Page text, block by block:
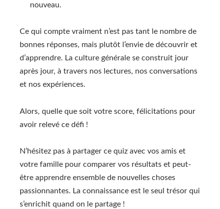
nouveau.
Ce qui compte vraiment n’est pas tant le nombre de
bonnes réponses, mais plutôt l’envie de découvrir et
d’apprendre. La culture générale se construit jour
après jour, à travers nos lectures, nos conversations
et nos expériences.
Alors, quelle que soit votre score, félicitations pour
avoir relevé ce défi !
N’hésitez pas à partager ce quiz avec vos amis et
votre famille pour comparer vos résultats et peut-
être apprendre ensemble de nouvelles choses
passionnantes. La connaissance est le seul trésor qui
s’enrichit quand on le partage !